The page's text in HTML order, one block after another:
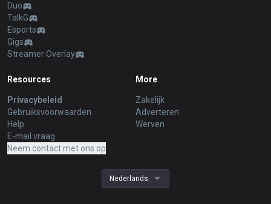
Duo
TalkG
Esports
Gigs
Streamer Overlay
Resources
Privacybeleid
Gebruiksvoorwaarden
Help
E-mail vraag
Neem contact met ons op
More
Zakelijk
Adverteren
Werven
Nederlands